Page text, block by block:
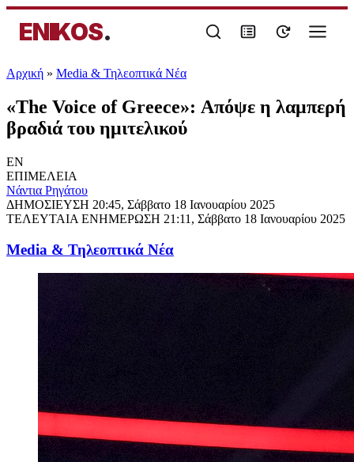
ENIKOS.
Αρχική » Media & Τηλεοπτικά Νέα
«The Voice of Greece»: Απόψε η λαμπερή
βραδιά του ημιτελικού
EN
ΕΠΙΜΕΛΕΙΑ
Νάντια Ρηγάτου
ΔΗΜΟΣΙΕΥΣΗ 20:45, Σάββατο 18 Ιανουαρίου 2025
ΤΕΛΕΥΤΑΙΑ ΕΝΗΜΕΡΩΣΗ 21:11, Σάββατο 18 Ιανουαρίου 2025
Media & Τηλεοπτικά Νέα